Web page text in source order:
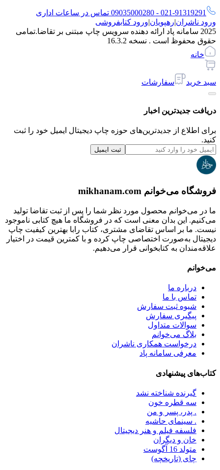
021-91319291 - 09035000280 تماس در ساعات اداری
ورود ناشران|رهپویان|ورود کتابفروشی
2025 سامانه پاد ارائه دهنده سرویس چاپ مبتنی بر تقاضا.
تمامی
حقوق محفوظ است . نسخه 16.3.2
خانه
سبد خرید سفارشات
دریافت جدیدترین‌ اخبار
برای اطلاع از جدیدترین‌های حوزه چاپ دیجیتال ایمیل خود را ثبت
کنید.
ثبت ایمیل
فروشگاه می‌خوانم mikhanam.com
ما در می‌خوانم محصول مورد نظر شما را پس از ثبت تقاضا تولید
می‌کنیم. این بدان معنی است که در فروشگاه ما هیچ کتابی ناموجود
نیست. ما بر اساس تقاضای مشتری، کتاب رابا بهترین کیفیت چاپ
دیجیتال به‌صورت اختصاصی چاپ کرده و با کمترین قیمت در اختیار
علاقه‌مندان به کتابخوانی قرار می‌دهیم.
می‌خوانم
درباره ما
تماس با ما
شیوه ثبت سفارش
پیگیری سفارش
سوالات متداول
بلاگ می‌خوانم
درخواست همکاری ناشران
معرفی سامانه پاد
کتاب‌های پیشنهادی
گیرنده شناخته نشد
سه قطره خون
. پدر، پسر و من
. سینمای حاشیه
فلسفه فیلم و هنر دیجیتال
خان و دیگران
متولد 16 آگوست
چای (تاریخچه)